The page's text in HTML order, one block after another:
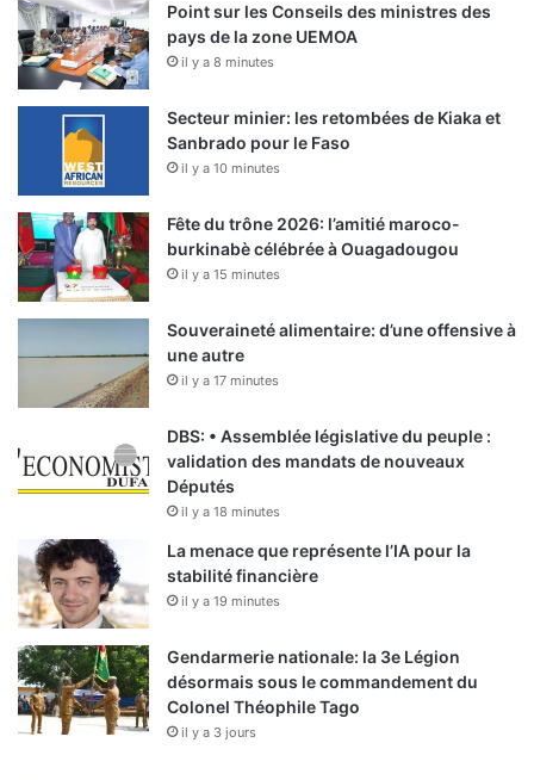
Point sur les Conseils des ministres des
pays de la zone UEMOA
il y a 8 minutes
Secteur minier: les retombées de Kiaka et
Sanbrado pour le Faso
il y a 10 minutes
Fête du trône 2026: l’amitié maroco-
burkinabè célébrée à Ouagadougou
il y a 15 minutes
Souveraineté alimentaire: d’une offensive à
une autre
il y a 17 minutes
DBS: • Assemblée législative du peuple :
validation des mandats de nouveaux
Députés
il y a 18 minutes
La menace que représente l’IA pour la
stabilité financière
il y a 19 minutes
Gendarmerie nationale: la 3e Légion
désormais sous le commandement du
Colonel Théophile Tago
il y a 3 jours